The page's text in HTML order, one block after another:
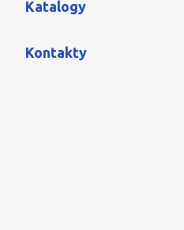
Katalogy
Kontakty